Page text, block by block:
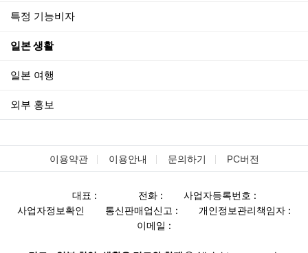
특정 기능비자
일본 생활
일본 여행
외부 홍보
이용약관 이용안내 문의하기 PC버전
대표 : 전화 :
사업자등록번호 :
사업자정보확인
통신판매업신고 :
개인정보관리책임자 :
이메일 :